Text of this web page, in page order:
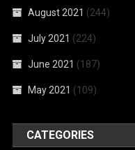
August 2021 (244)
July 2021 (224)
June 2021 (187)
May 2021 (109)
CATEGORIES